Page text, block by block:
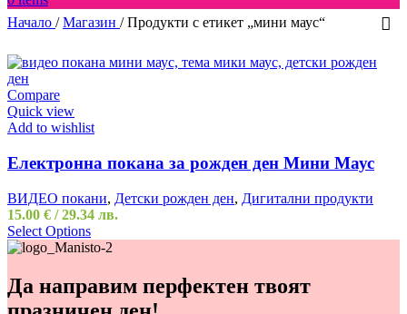
Начало / Магазин / Продукти с етикет „мини маус“
Compare
Quick view
Add to wishlist
Електронна покана за рожден ден Мини Маус
ВИДЕО покани, Детски рожден ден, Дигитални продукти
15.00 € / 29.34 лв.
Select Options
Да направим перфектен твоят